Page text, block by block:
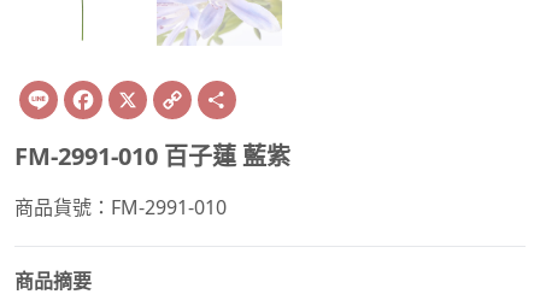
Line Facebook
X Copy
Link
FM-2991-010 百子蓮 藍紫
商品貨號：FM-2991-010
商品摘要